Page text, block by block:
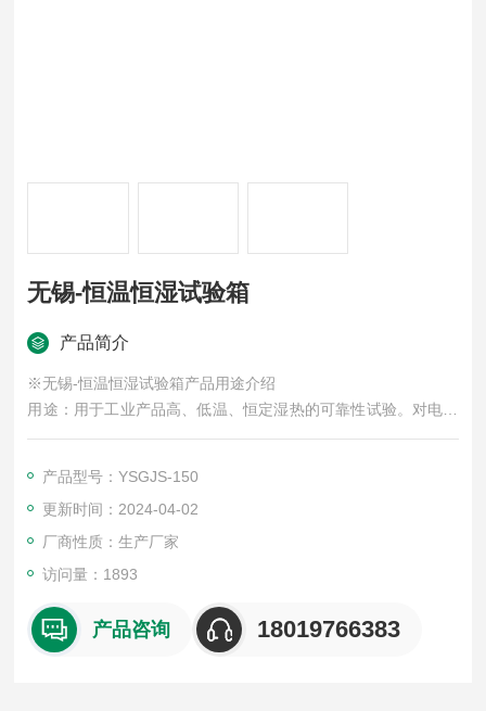
无锡-恒温恒湿试验箱
产品简介
※无锡-恒温恒湿试验箱产品用途介绍
用途：用于工业产品高、低温、恒定湿热的可靠性试验。对电子
电工、汽车摩托、航空航天、船舶兵器、
环、恒定湿热变化的情况下，检验其各项性
能指标
产品型号：YSGJS-150
更新时间：2024-04-02
厂商性质：生产厂家
访问量：1893
产品咨询 18019766383